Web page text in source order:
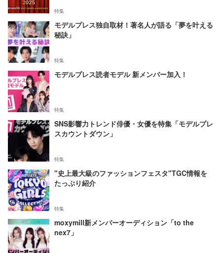
特集
モデルプレス独自取材！著名人が語る「夢を叶える
秘訣」
特集
モデルプレス読者モデル 新メンバー加入！
特集
SNS影響力トレンド俳優・女優を特集「モデルプレ
スカウントダウン」
特集
"史上最大級のファッションフェスタ"TGC情報を
たっぷり紹介
特集
moxymill新メンバーオーディション「to the
nex7」